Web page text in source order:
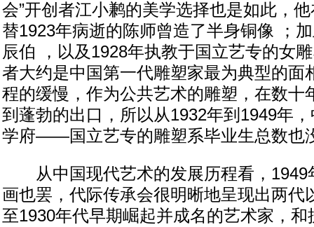
会”开创者江小鹣的美学选择也是如此，
替1923年病逝的陈师曾造了半身铜像 ；
辰伯 ，以及1928年执教于国立艺专的女
者大约是中国第一代雕塑家最为典型的面
程的缓慢，作为公共艺术的雕塑，在数十
到蓬勃的出口，所以从1932年到1949年
学府——国立艺专的雕塑系毕业生总数也
从中国现代艺术的发展历程看，1949
画也罢，代际传承会很明晰地呈现出两代
至1930年代早期崛起并成名的艺术家，